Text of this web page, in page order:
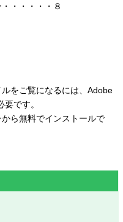
・・・・・８
をご覧になるには、Adobe
要です。
ら無料でインストールで